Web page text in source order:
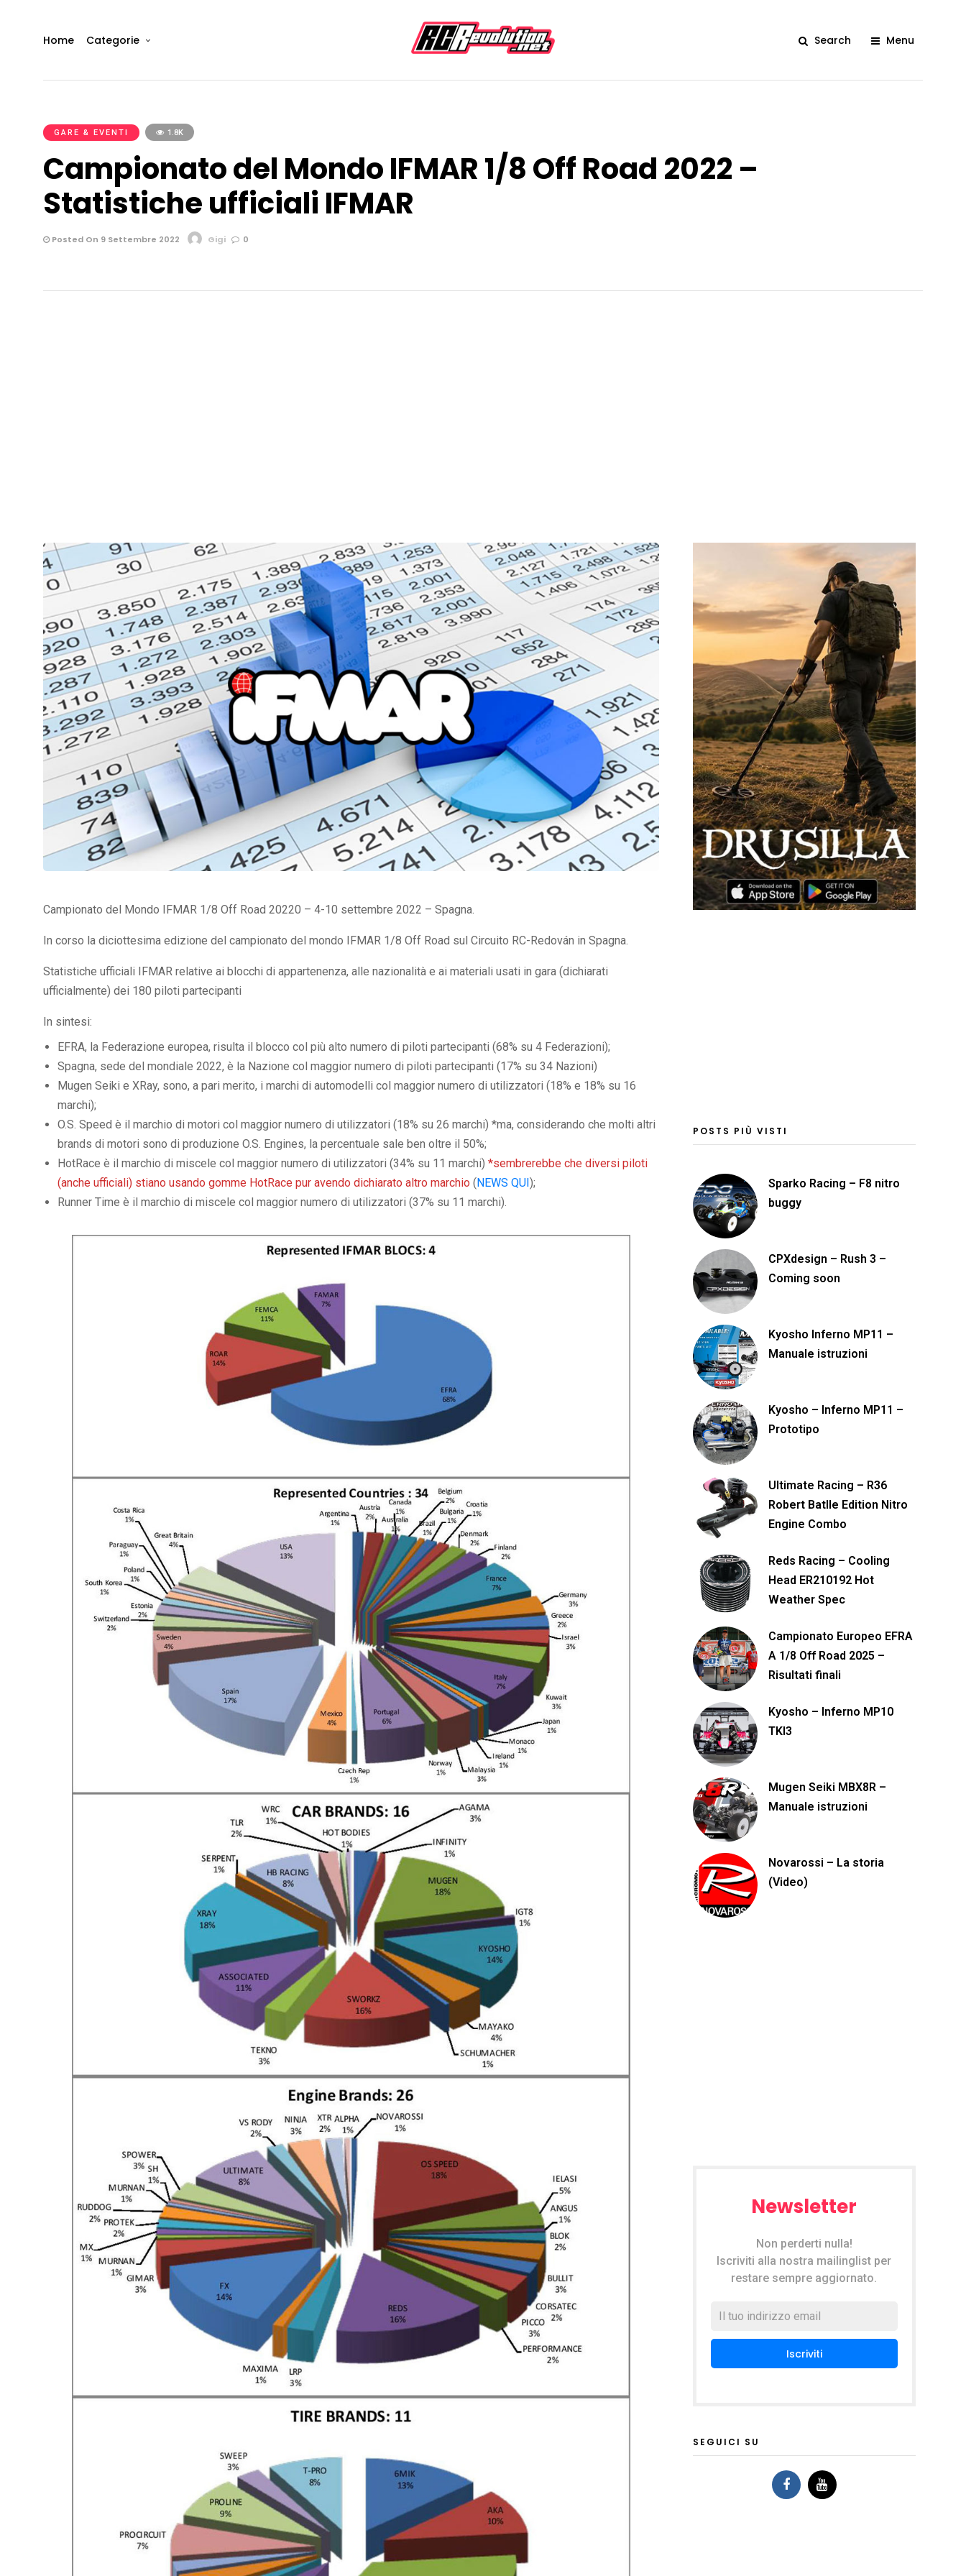
Home Categorie Search Menu
GARE & EVENTI 1.8K
Campionato del Mondo IFMAR 1/8 Off Road 2022 –
Statistiche ufficiali IFMAR
Posted On 9 Settembre 2022 Gigi 0
Campionato del Mondo IFMAR 1/8 Off Road 20220 – 4-10 settembre 2022 – Spagna.
In corso la diciottesima edizione del campionato del mondo IFMAR 1/8 Off Road sul Circuito RC-Redován in Spagna.
Statistiche ufficiali IFMAR relative ai blocchi di appartenenza, alle nazionalità e ai materiali usati in gara (dichiarati
ufficialmente) dei 180 piloti partecipanti
In sintesi:
EFRA, la Federazione europea, risulta il blocco col più alto numero di piloti partecipanti (68% su 4 Federazioni);
Spagna, sede del mondiale 2022, è la Nazione col maggior numero di piloti partecipanti (17% su 34 Nazioni)
Mugen Seiki e XRay, sono, a pari merito, i marchi di automodelli col maggior numero di utilizzatori (18% e 18% su 16
marchi);
O.S. Speed è il marchio di motori col maggior numero di utilizzatori (18% su 26 marchi) *ma, considerando che molti altri
brands di motori sono di produzione O.S. Engines, la percentuale sale ben oltre il 50%;
HotRace è il marchio di miscele col maggior numero di utilizzatori (34% su 11 marchi) *sembrerebbe che diversi piloti
(anche ufficiali) stiano usando gomme HotRace pur avendo dichiarato altro marchio (NEWS QUI);
Runner Time è il marchio di miscele col maggior numero di utilizzatori (37% su 11 marchi).
POSTS PIÙ VISTI
Sparko Racing – F8 nitro
buggy
CPXdesign – Rush 3 –
Coming soon
Kyosho Inferno MP11 –
Manuale istruzioni
Kyosho – Inferno MP11 –
Prototipo
Ultimate Racing – R36
Robert Batlle Edition Nitro
Engine Combo
Reds Racing – Cooling
Head ER210192 Hot
Weather Spec
Campionato Europeo EFRA
A 1/8 Off Road 2025 –
Risultati finali
Kyosho – Inferno MP10
TKI3
Mugen Seiki MBX8R –
Manuale istruzioni
Novarossi – La storia
(Video)
Newsletter
Non perderti nulla!
Iscriviti alla nostra mailinglist per
restare sempre aggiornato.
SEGUICI SU